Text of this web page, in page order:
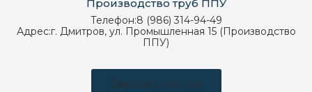
Производство труб ППУ
Телефон:8 (986) 314-94-49
Адрес:г. Дмитров, ул. Промышленная 15 (Производство
ППУ)
Заказать звонок